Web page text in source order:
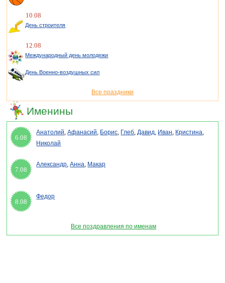
10.08
День строителя
12.08
Международный день молодежи
День Военно-воздушных сил
Все праздники
Именины
6.08
Анатолий,Афанасий, Борис, Глеб,Давид, Иван, Кристина,
Николай
7.08
Александр,Анна, Макар
8.08
Федор
Все поздравления по именам